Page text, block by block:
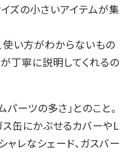
ズの小さいアイテムが集
使い方がわからないもの
丁寧に説明してくれるの
ーツの多さ」とのこと。
ス缶にかぶせるカバーやL
ャレなシェード、ガスバー